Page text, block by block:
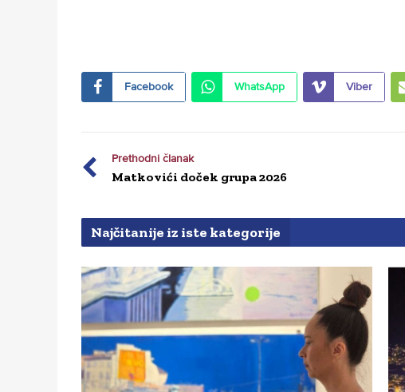
Facebook WhatsApp Viber
Prethodni članak
Matkovići doček grupa 2026
Najčitanije iz iste kategorije